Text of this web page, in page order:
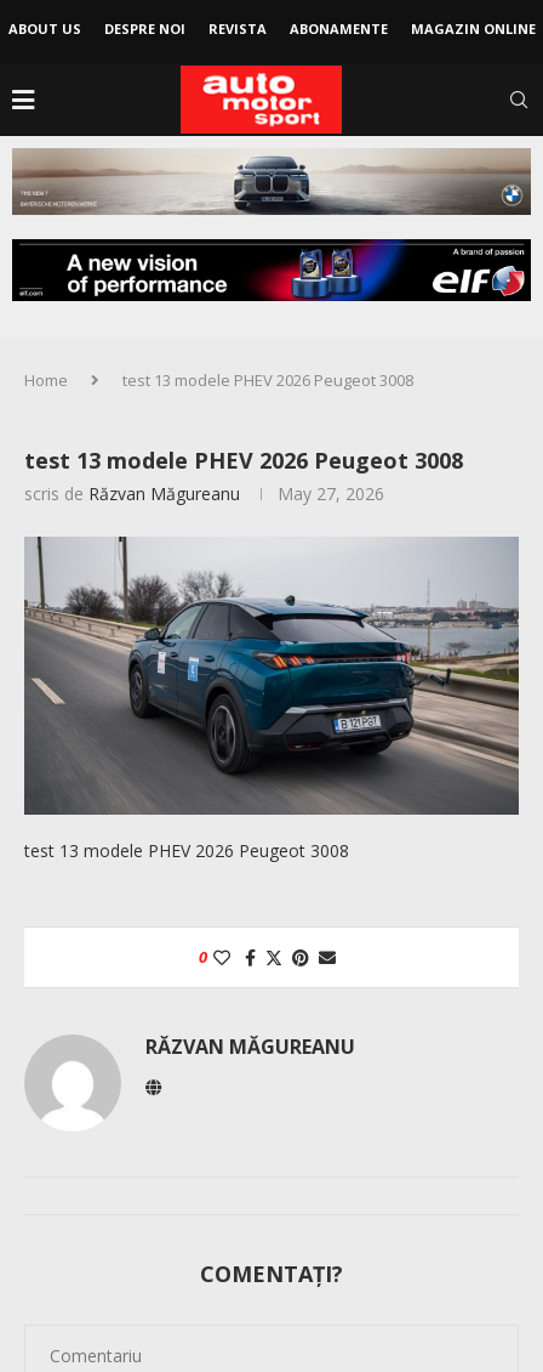
ABOUT US DESPRE NOI REVISTA ABONAMENTE MAGAZIN ONLINE
Home test 13 modele PHEV 2026 Peugeot 3008
test 13 modele PHEV 2026 Peugeot 3008
scris de Răzvan Măgureanu May 27, 2026
test 13 modele PHEV 2026 Peugeot 3008
0
RĂZVAN MĂGUREANU
COMENTAȚI?